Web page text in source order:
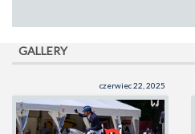
GALLERY
czerwiec 22, 2025